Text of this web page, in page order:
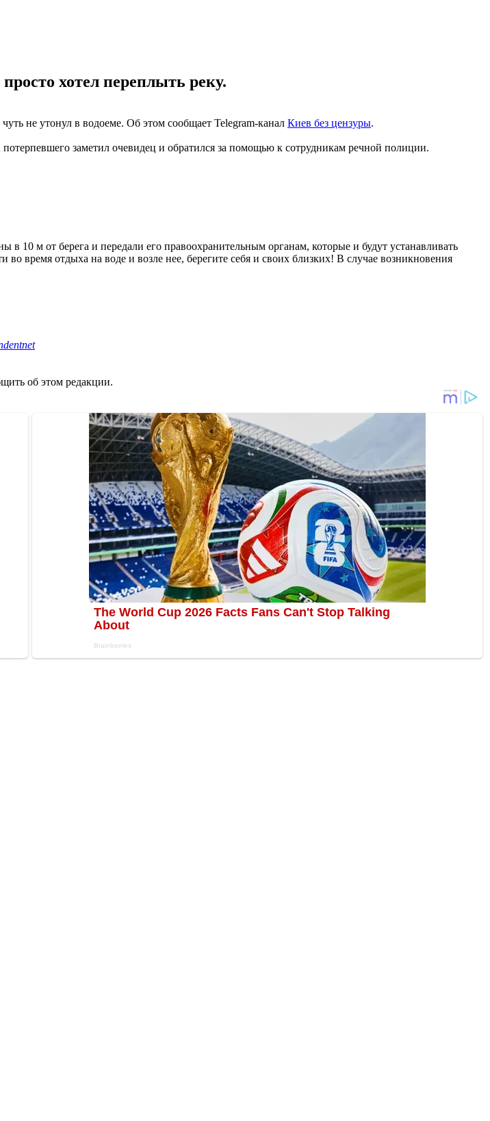
хотел переплыть реку.
не утонул в водоеме. Об этом сообщает Telegram-канал Киев без цензуры.
заметил очевидец и обратился за помощью к сотрудникам речной полиции.
10 м от берега и передали его правоохранительным органам, которые и будут устанавливать
во время отдыха на воде и возле нее, берегите себя и своих близких! В случае возникновения
об этом редакции.